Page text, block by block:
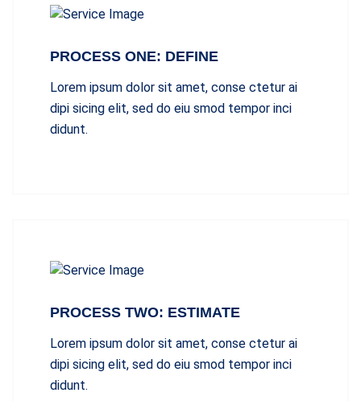
PROCESS ONE: DEFINE
Lorem ipsum dolor sit amet, conse ctetur ai
dipi sicing elit, sed do eiu smod tempor inci
didunt.
PROCESS TWO: ESTIMATE
Lorem ipsum dolor sit amet, conse ctetur ai
dipi sicing elit, sed do eiu smod tempor inci
didunt.